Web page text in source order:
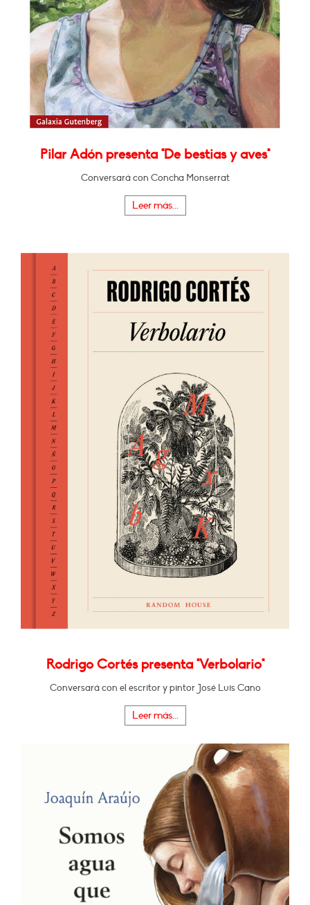
Pilar Adón presenta "De bestias y aves"
Conversará con Concha Monserrat
Leer más...
Rodrigo Cortés presenta "Verbolario"
Conversará con el escritor y pintor José Luis Cano
Leer más...